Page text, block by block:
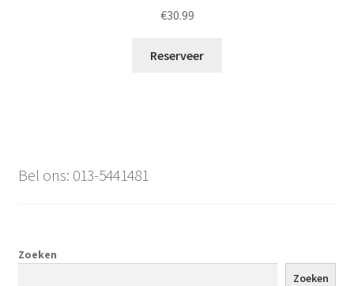
€30.99
Reserveer
Bel ons: 013-5441481
Zoeken
Zoeken